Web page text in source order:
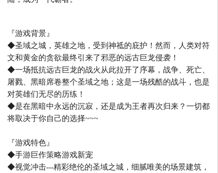
『游戏背景』
◆圣域之城，英雄之地，受到神祗的庇护！然而，人类对符
文和黄金的贪欲最终引来了邪恶的远古巨龙侵袭！
◆一场抵抗远古巨龙的战火从此拉开了序幕，战争、死亡、
屠戮、黑暗席卷整个圣域之地；这是一场残酷的战斗，也是
对英雄们无尽的历练！
◆是在黑暗中永远的沉寂，还是成为王者再次归来？一切都
将取决于你自己的选择~~~
『游戏特色』
◆手游巨作策略游戏新宠
◆视觉冲击---精彩绝伦的圣域之城，细腻唯美的场景建筑，